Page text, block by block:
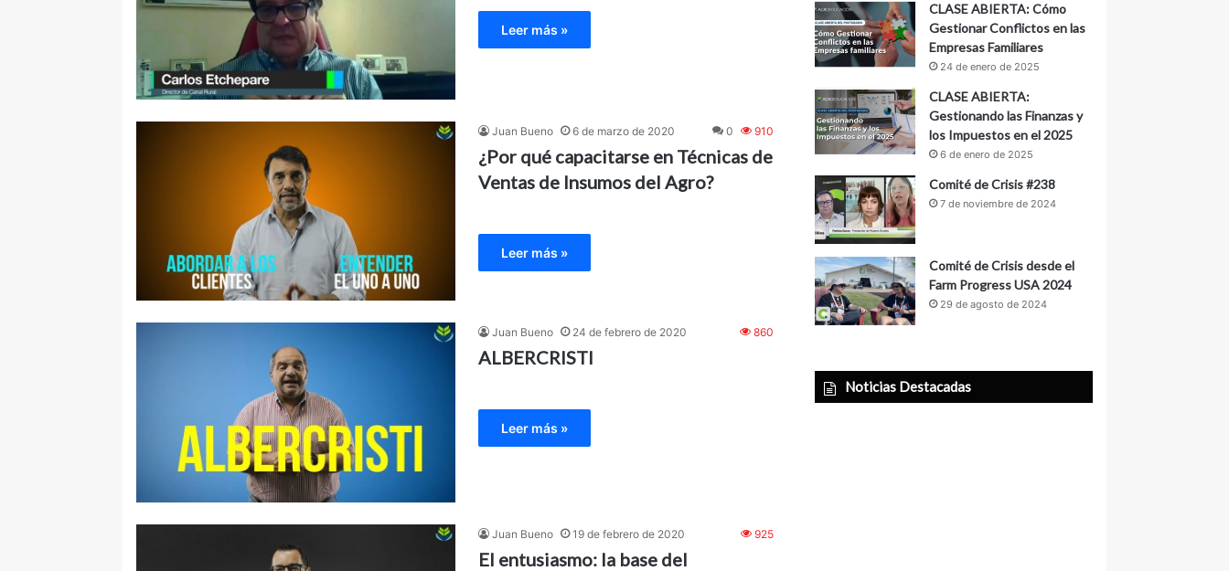
Leer más »
Juan Bueno 6 de marzo de 2020 0 910
¿Por qué capacitarse en Técnicas de
Ventas de Insumos del Agro?
Leer más »
Juan Bueno 24 de febrero de 2020 860
ALBERCRISTI
Leer más »
Juan Bueno 19 de febrero de 2020 925
El entusiasmo: la base del
CLASE ABIERTA: Cómo
Gestionar Conflictos en las
Empresas Familiares
24 de enero de 2025
CLASE ABIERTA:
Gestionando las Finanzas y
los Impuestos en el 2025
6 de enero de 2025
Comité de Crisis #238
7 de noviembre de 2024
Comité de Crisis desde el
Farm Progress USA 2024
29 de agosto de 2024
Noticias Destacadas